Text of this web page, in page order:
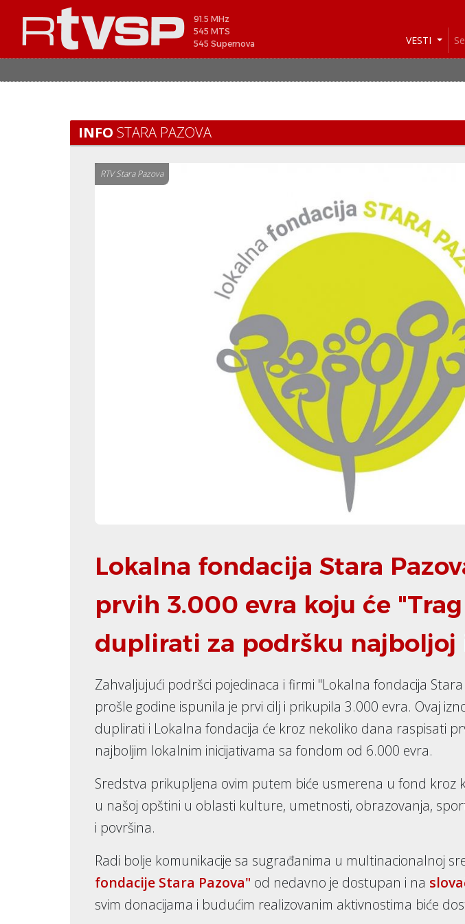
91.5 MHz
545 MTS
545 Supernova
VESTI
INFO STARA PAZOVA
RTV Stara Pazova
Lokalna fondacija Stara
prvih 3.000 evra koju će
duplirati za podršku najboljoj
Zahvaljujući podršci pojedinaca i firmi "Lokalna fondacija
prošle godine ispunila je prvi cilj i prikupila 3.000 evra. Ovaj
duplirati i Lokalna fondacija će kroz nekoliko dana raspisati
najboljim lokalnim inicijativama sa fondom od 6.000 evra.
Sredstva prikupljena ovim putem biće usmerena u fond kroz
u našoj opštini u oblasti kulture, umetnosti, obrazovanja,
i površina.
Radi bolje komunikacije sa sugrađanima u multinacionalnoj
fondacije Stara Pazova" od nedavno je dostupan i na
svim donacijama i budućim realizovanim aktivnostima biće